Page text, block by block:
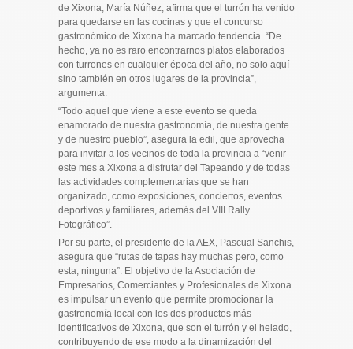
de Xixona, María Núñez, afirma que el turrón ha venido
para quedarse en las cocinas y que el concurso
gastronómico de Xixona ha marcado tendencia. “De
hecho, ya no es raro encontrarnos platos elaborados
con turrones en cualquier época del año, no solo aquí
sino también en otros lugares de la provincia”,
argumenta.
“Todo aquel que viene a este evento se queda
enamorado de nuestra gastronomía, de nuestra gente
y de nuestro pueblo”, asegura la edil, que aprovecha
para invitar a los vecinos de toda la provincia a “venir
este mes a Xixona a disfrutar del Tapeando y de todas
las actividades complementarias que se han
organizado, como exposiciones, conciertos, eventos
deportivos y familiares, además del VIII Rally
Fotográfico”.
Por su parte, el presidente de la AEX, Pascual Sanchis,
asegura que “rutas de tapas hay muchas pero, como
esta, ninguna”. El objetivo de la Asociación de
Empresarios, Comerciantes y Profesionales de Xixona
es impulsar un evento que permite promocionar la
gastronomía local con los dos productos más
identificativos de Xixona, que son el turrón y el helado,
contribuyendo de ese modo a la dinamización del